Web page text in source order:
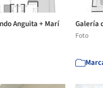
Anguita + Marí
Galería
Foto